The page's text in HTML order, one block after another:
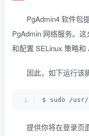
PgAdmin4 软件包
PgAdmin 网络服务。
和配置 SELinux 策略和
因此，如下运行该
$ sudo /usr/
提供你将在登录页